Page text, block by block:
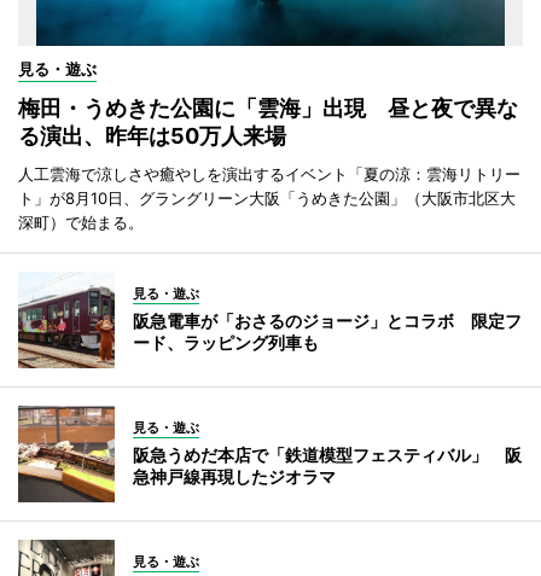
見る・遊ぶ
梅田・うめきた公園に「雲海」出現 昼と夜で異な
る演出、昨年は50万人来場
人工雲海で涼しさや癒やしを演出するイベント「夏の涼：雲海リトリー
ト」が8月10日、グラングリーン大阪「うめきた公園」（大阪市北区大
深町）で始まる。
見る・遊ぶ
阪急電車が「おさるのジョージ」とコラボ 限定フ
ード、ラッピング列車も
見る・遊ぶ
阪急うめだ本店で「鉄道模型フェスティバル」 阪
急神戸線再現したジオラマ
見る・遊ぶ